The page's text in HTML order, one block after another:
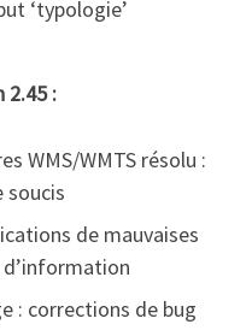
‘typologie’
2.45 :
WMS/WMTS résolu :
soucis
de mauvaises
: corrections de bug